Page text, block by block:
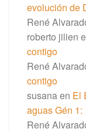
evolución de
René
roberto jilien
contigo
René
contigo
susanaen El
aguas Gén 1:
René